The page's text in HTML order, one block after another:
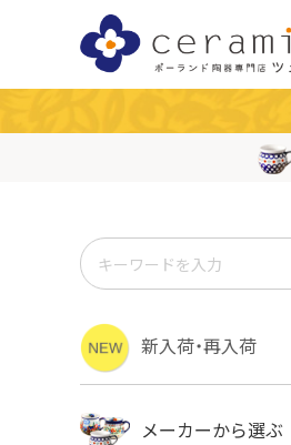
新入荷・再入荷
メーカーから選ぶ